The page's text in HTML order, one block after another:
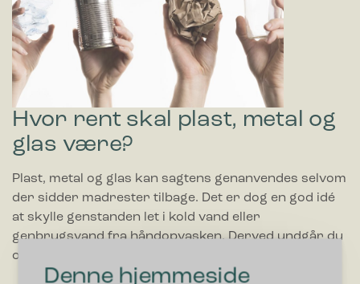
Denne hjemmeside
Hvor rent skal plast, metal og
glas være?
Plast, metal og glas kan sagtens genanvendes selvom
der sidder madrester tilbage. Det er dog en god idé
at skylle genstanden let i kold vand eller
genbrugsvand fra håndopvasken. Derved undgår du
også lugtgener og bananfluer.